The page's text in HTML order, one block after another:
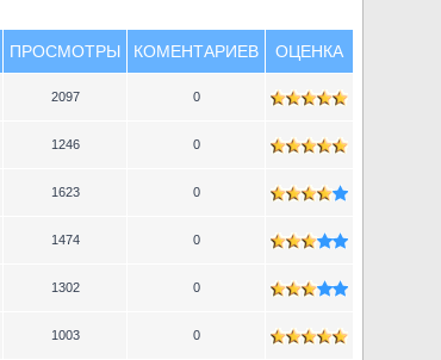
ПРОСМОТРЫ КОМЕНТАРИЕВ ОЦЕНКА
2097 0
1246 0
1623 0
1474 0
1302 0
1003 0